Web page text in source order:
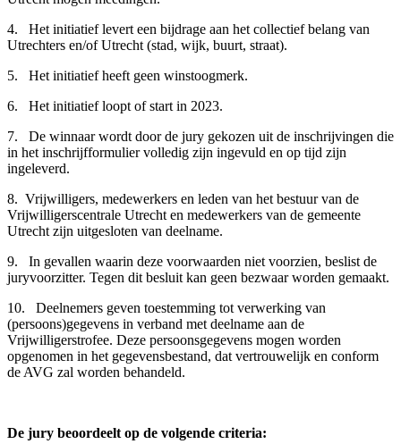
4. Het initiatief levert een bijdrage aan het collectief belang van
Utrechters en/of Utrecht (stad, wijk, buurt, straat).
5. Het initiatief heeft geen winstoogmerk.
6. Het initiatief loopt of start in 2023.
7. De winnaar wordt door de jury gekozen uit de inschrijvingen die
in het inschrijfformulier volledig zijn ingevuld en op tijd zijn
ingeleverd.
8. Vrijwilligers, medewerkers en leden van het bestuur van de
Vrijwilligerscentrale Utrecht en medewerkers van de gemeente
Utrecht zijn uitgesloten van deelname.
9. In gevallen waarin deze voorwaarden niet voorzien, beslist de
juryvoorzitter. Tegen dit besluit kan geen bezwaar worden gemaakt.
10. Deelnemers geven toestemming tot verwerking van
(persoons)gegevens in verband met deelname aan de
Vrijwilligerstrofee. Deze persoonsgegevens mogen worden
opgenomen in het gegevensbestand, dat vertrouwelijk en conform
de AVG zal worden behandeld.
De jury beoordeelt op de volgende criteria: